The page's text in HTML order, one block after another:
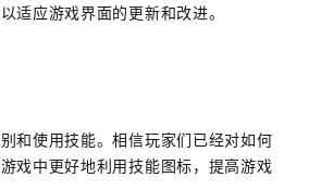
适应游戏界面的更新和改进。
和使用技能。相信玩家们已经对如何
戏中更好地利用技能图标，提高游戏